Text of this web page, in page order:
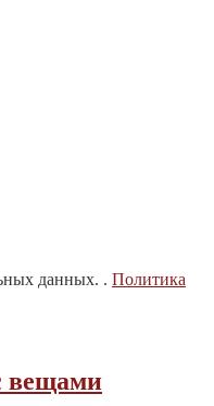
данных. . Политика
вещами